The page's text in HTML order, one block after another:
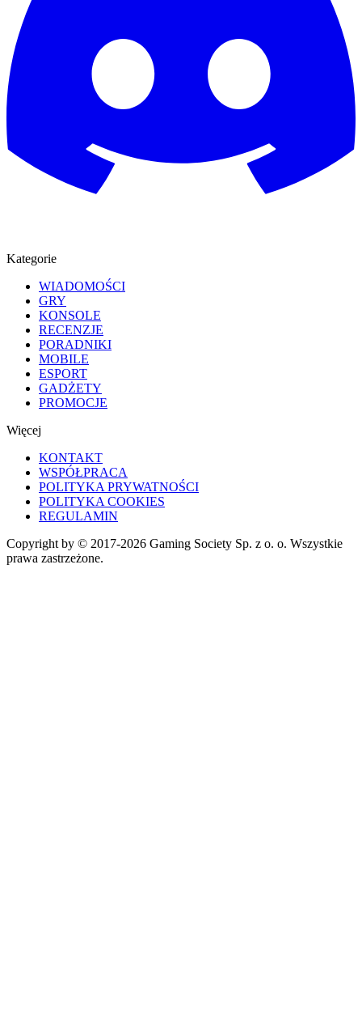
Kategorie
WIADOMOŚCI
GRY
KONSOLE
RECENZJE
PORADNIKI
MOBILE
ESPORT
GADŻETY
PROMOCJE
Więcej
KONTAKT
WSPÓŁPRACA
POLITYKA PRYWATNOŚCI
POLITYKA COOKIES
REGULAMIN
Copyright by © 2017-2026 Gaming Society Sp. z o. o. Wszystkie
prawa zastrzeżone.